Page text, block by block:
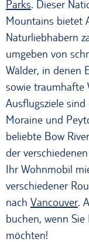
Parks. Dieser
Mountains bietet
Naturliebhabern
umgeben von
Wälder, in denen
sowie traumhafte
Ausflugsziele
Moraine und
beliebte Bow
der
Ihr Wohnmobil
verschiedener
nach Vancouver.
buchen, wenn
möchten!